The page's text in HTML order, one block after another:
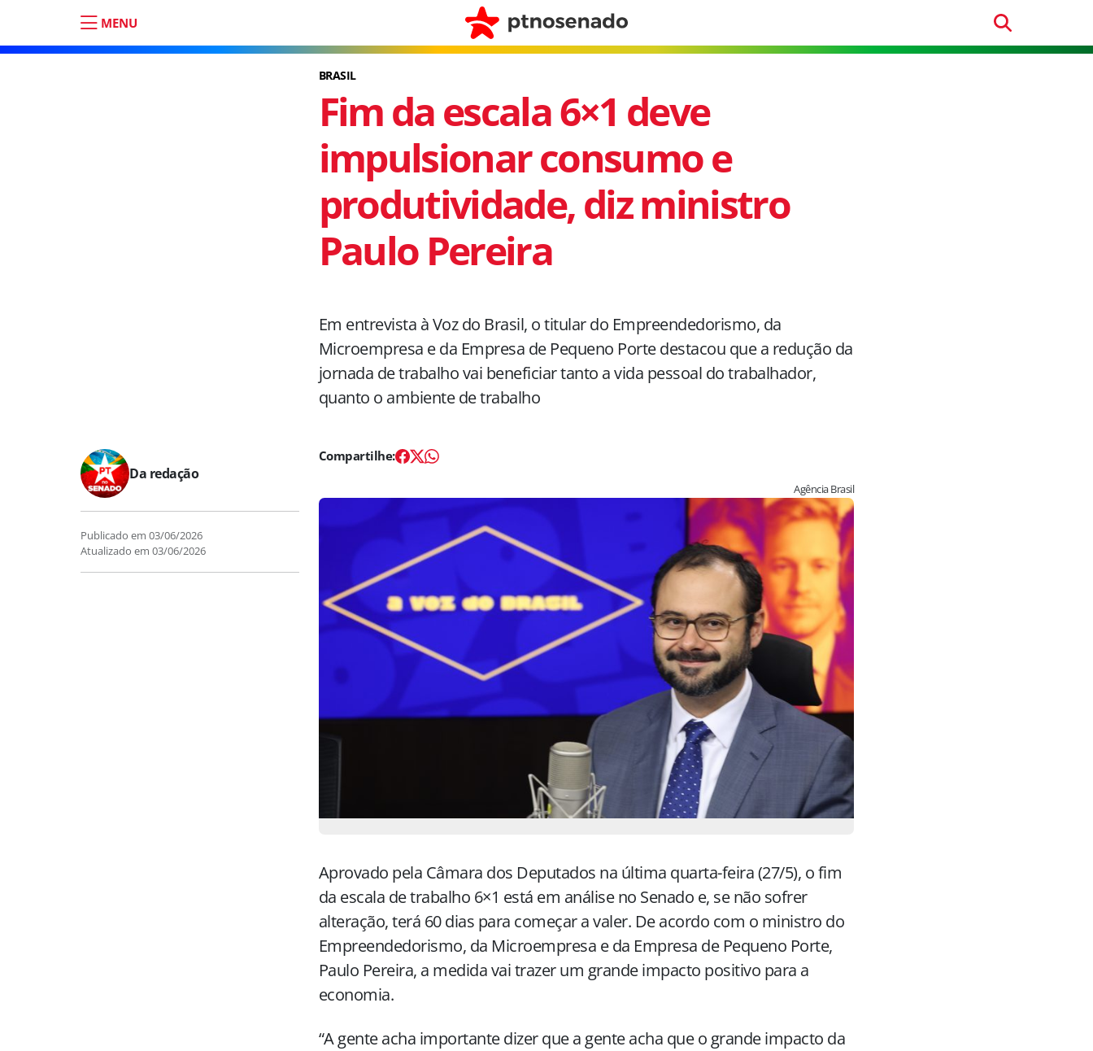
MENU
BRASIL
Fim da escala 6×1 deve
impulsionar consumo e
produtividade, diz ministro
Paulo Pereira
Em entrevista à Voz do Brasil, o titular do Empreendedorismo, da
Microempresa e da Empresa de Pequeno Porte destacou que a redução da
jornada de trabalho vai beneficiar tanto a vida pessoal do trabalhador,
quanto o ambiente de trabalho
Da redação
Publicado em 03/06/2026
Atualizado em 03/06/2026
Agência Brasil
Aprovado pela Câmara dos Deputados na última quarta-feira (27/5), o fim
da escala de trabalho 6×1 está em análise no Senado e, se não sofrer
alteração, terá 60 dias para começar a valer. De acordo com o ministro do
Empreendedorismo, da Microempresa e da Empresa de Pequeno Porte,
Paulo Pereira, a medida vai trazer um grande impacto positivo para a
economia.
“A gente acha importante dizer que a gente acha que o grande impacto da